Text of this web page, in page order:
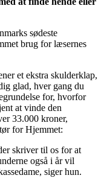
sødeste
brug for læsernes
et ekstra skulderklap,
glad, hver gang du
for, hvorfor
at vinde den
33.000 kroner,
for Hjemmet:
skriver til os for at
også i år vil
siger hun.